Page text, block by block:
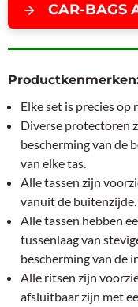
CAR-BAGS
Elke set is precies
Diverse protectoren
bescherming van de
van elke tas.
Alle tassen zijn
vanuit de buitenzijde.
Alle tassen hebben
tussenlaag van
bescherming van de
Alle ritsen zijn
afsluitbaar zijn met